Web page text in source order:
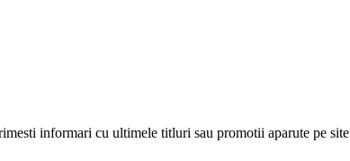
informari cu ultimele titluri sau promotii aparute pe site